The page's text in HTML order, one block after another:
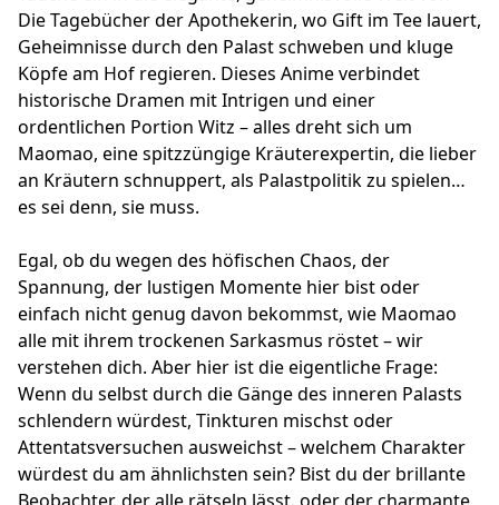
Die Tagebücher der Apothekerin, wo Gift im Tee lauert,
Geheimnisse durch den Palast schweben und kluge
Köpfe am Hof regieren. Dieses Anime verbindet
historische Dramen mit Intrigen und einer
ordentlichen Portion Witz – alles dreht sich um
Maomao, eine spitzzüngige Kräuterexpertin, die lieber
an Kräutern schnuppert, als Palastpolitik zu spielen…
es sei denn, sie muss.
Egal, ob du wegen des höfischen Chaos, der
Spannung, der lustigen Momente hier bist oder
einfach nicht genug davon bekommst, wie Maomao
alle mit ihrem trockenen Sarkasmus röstet – wir
verstehen dich. Aber hier ist die eigentliche Frage:
Wenn du selbst durch die Gänge des inneren Palasts
schlendern würdest, Tinkturen mischst oder
Attentatsversuchen ausweichst – welchem Charakter
würdest du am ähnlichsten sein? Bist du der brillante